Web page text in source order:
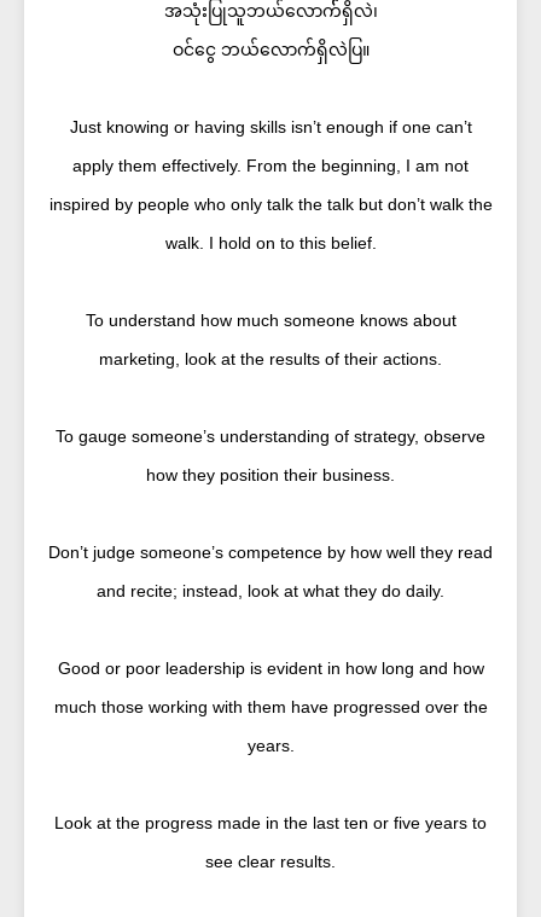
အသုံးပြုသူဘယ်လောက််ရှိလဲ၊
ဝင်ငွေ ဘယ်လောက်ရှိလဲပြ။
Just knowing or having skills isn’t enough if one can’t
apply them effectively. From the beginning, I am not
inspired by people who only talk the talk but don’t walk the
walk. I hold on to this belief.
To understand how much someone knows about
marketing, look at the results of their actions.
To gauge someone’s understanding of strategy, observe
how they position their business.
Don’t judge someone’s competence by how well they read
and recite; instead, look at what they do daily.
Good or poor leadership is evident in how long and how
much those working with them have progressed over the
years.
Look at the progress made in the last ten or five years to
see clear results.